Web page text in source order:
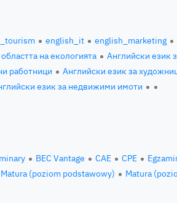
english_it english_marketing
на екологията
Английски език
работници Английски език за
език за недвижими имоти
BEC Vantage CAE CPE
Matura (poziom podstawowy) Matura